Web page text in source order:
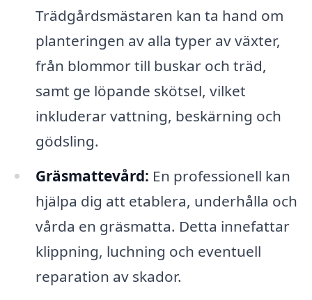
Trädgårdsmästaren kan ta hand om
planteringen av alla typer av växter,
från blommor till buskar och träd,
samt ge löpande skötsel, vilket
inkluderar vattning, beskärning och
gödsling.
Gräsmattevård: En professionell kan
hjälpa dig att etablera, underhålla och
vårda en gräsmatta. Detta innefattar
klippning, luchning och eventuell
reparation av skador.